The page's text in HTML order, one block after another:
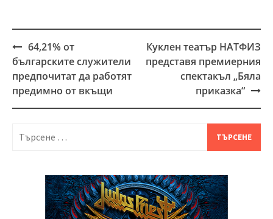
Post
navigation
64,21% от
българските служители
предпочитат да работят
предимно от вкъщи
Куклен театър НАТФИЗ
представя премиерния
спектакъл „Бяла
приказка“
Търсене